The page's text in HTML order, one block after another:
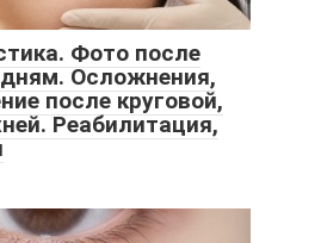
Фото после
Осложнения,
после круговой,
Реабилитация,